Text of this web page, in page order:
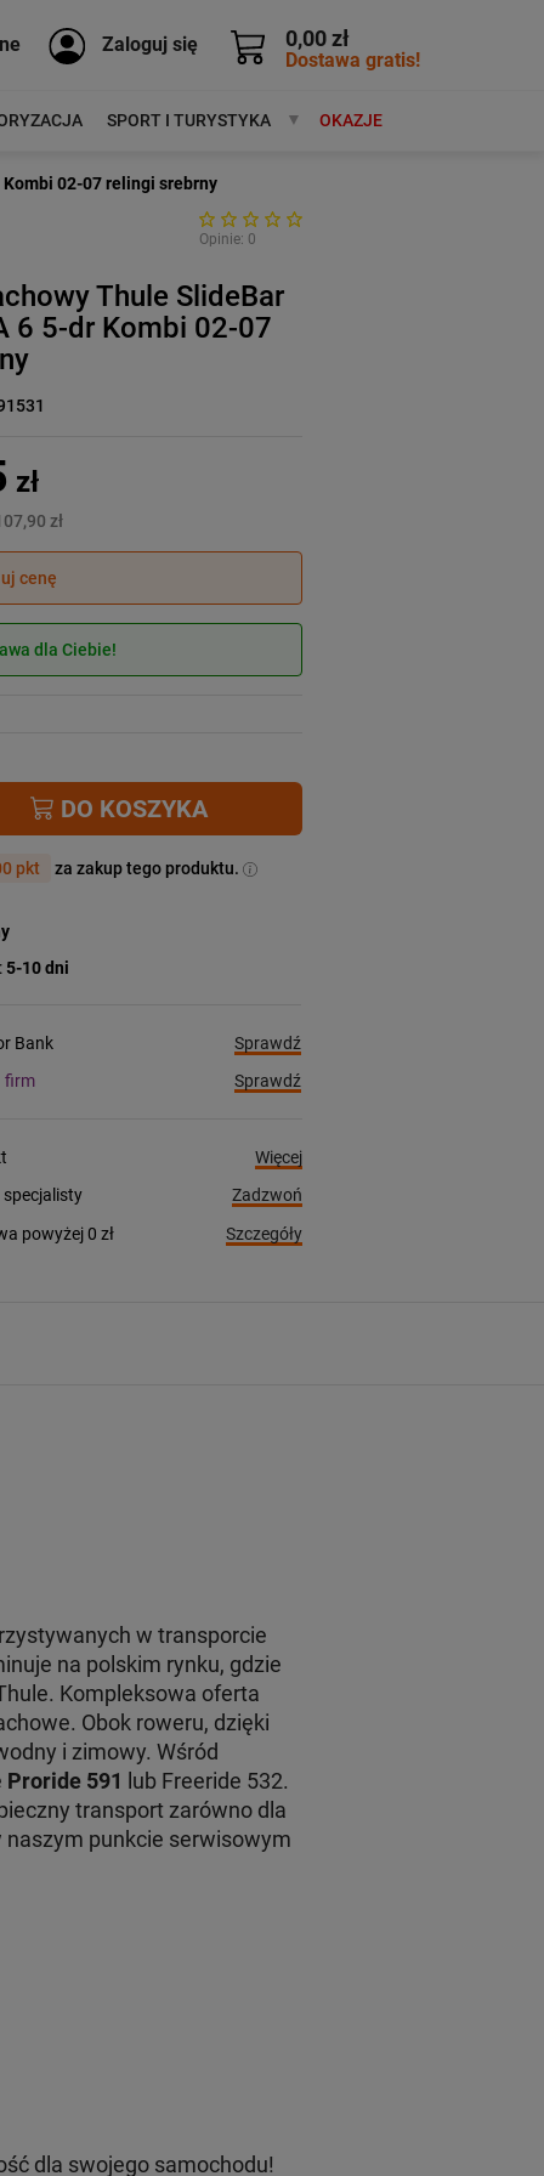
0,00 zł
Dostawa gratis!
Zaloguj się
SPORT I TURYSTYKA MARKIOKAZJE
Kombi 02-07 relingi srebrny
Opinie: 0
Thule SlideBar
6 5-dr Kombi 02-07
zł
zł
cenę
dla Ciebie!
DO KOSZYKA
pkt za zakup tego produktu.
5-10 dni
Bank
Sprawdź
firm
Sprawdź
Więcej
Zadzwoń
powyżej 0 zł
Szczegóły
w transporcie
na polskim rynku, gdzie
Kompleksowa oferta
Obok roweru, dzięki
i zimowy. Wśród
Proride 591 lub Freeride 532.
transport zarówno dla
punkcie serwisowym
dla swojego samochodu!